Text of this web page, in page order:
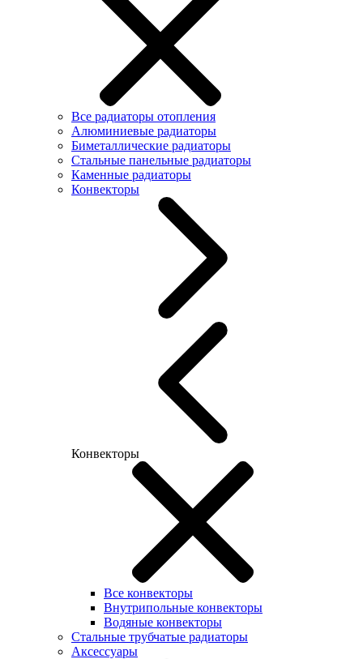
Все радиаторы отопления
Алюминиевые радиаторы
Биметаллические радиаторы
Стальные панельные радиаторы
Каменные радиаторы
Конвекторы
Конвекторы
Все конвекторы
Внутрипольные конвекторы
Водяные конвекторы
Стальные трубчатые радиаторы
Аксессуары